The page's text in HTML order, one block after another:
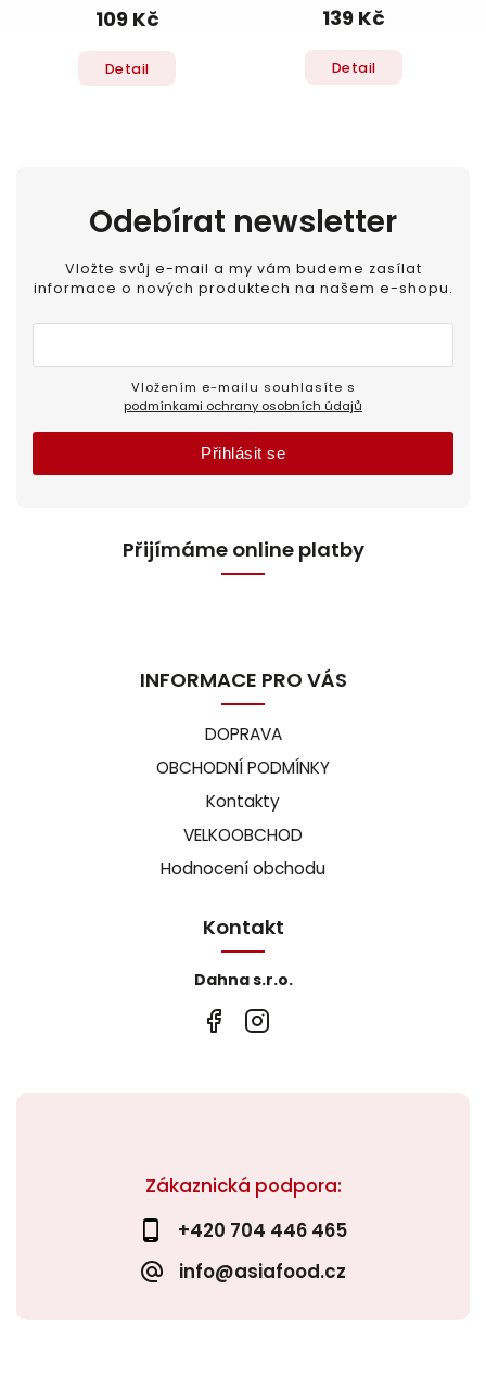
109 Kč
Detail
139 Kč
Detail
Zákaznická podpora:
+420 704 446 465
info@asiafood.cz
Odebírat newsletter
Vložte svůj e-mail a my vám budeme zasílat
informace o nových produktech na našem e-shopu.
podmínkami ochrany osobních údajů
Přihlásit se
Přijímáme online platby
INFORMACE PRO VÁS
DOPRAVA
OBCHODNÍ PODMÍNKY
Kontakty
VELKOOBCHOD
Hodnocení obchodu
Kontakt
Dahna s.r.o.